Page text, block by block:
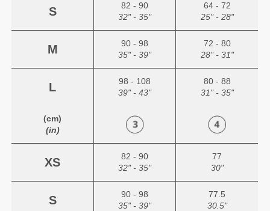
S
82 - 90
32" - 35"
64 - 72
25" - 28"
M
90 - 98
35" - 39"
72 - 80
28" - 31"
L
98 - 108
39" - 43"
80 - 88
31" - 35"
(cm)
(in)
XS
82 - 90
32" - 35"
77
30"
S
90 - 98
35" - 39"
77.5
30.5"